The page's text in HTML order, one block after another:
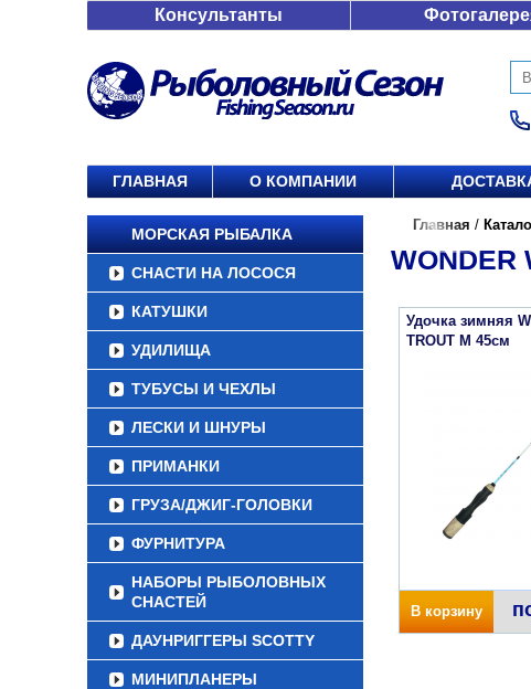
Консультанты
ГЛАВНАЯ О КОМПАНИИ
МОРСКАЯ РЫБАЛКА
СНАСТИ НА ЛОСОСЯ
КАТУШКИ
УДИЛИЩА
ТУБУСЫ И ЧЕХЛЫ
ЛЕСКИ И ШНУРЫ
ПРИМАНКИ
ГРУЗА/ДЖИГ-ГОЛОВКИ
ФУРНИТУРА
НАБОРЫ РЫБОЛОВНЫХ
СНАСТЕЙ
ДАУНРИГГЕРЫ SCOTTY
МИНИПЛАНЕРЫ
Главная /
WONDER
Удочка зимняя
TROUT M 45см
В корзину